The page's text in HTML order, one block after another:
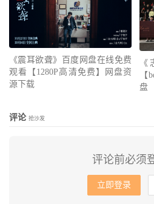
《震耳欲聋》百度网盘在线免费
观看【1280P高清免费】网盘资
源下载
【
盘
评论 抢沙发
评论前必须
立即登录